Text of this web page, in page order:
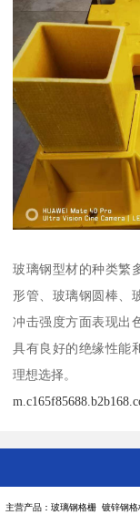
玻璃钢型材的种类繁
形管、玻璃钢圆棒、
冲击强度方面表现出
具有良好的绝缘性能
理想选择。
主营产品：玻璃钢格栅 镀锌钢